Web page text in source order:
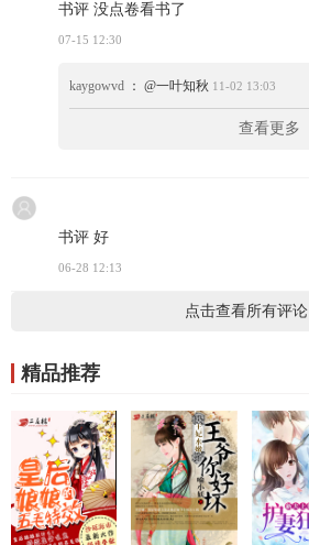
书评 没点卷看书了
07-15 12:30
kaygowvd： @一叶知秋 11-02 13:03
查看更多
书评 好
06-28 12:13
点击查看所有评论
精品推荐